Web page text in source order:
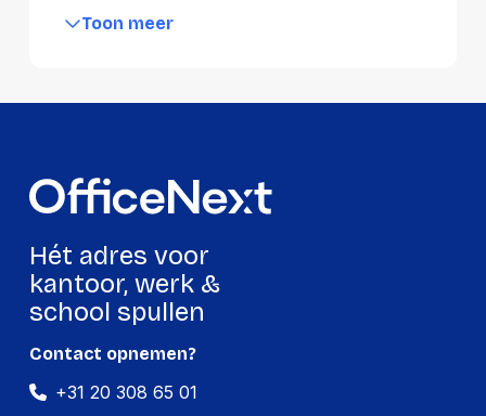
snelheid, betrouwbaarheid of capaciteit, wij
Toon meer
Hét adres voor
kantoor, werk &
school spullen
Contact opnemen?
+31 20 308 65 01